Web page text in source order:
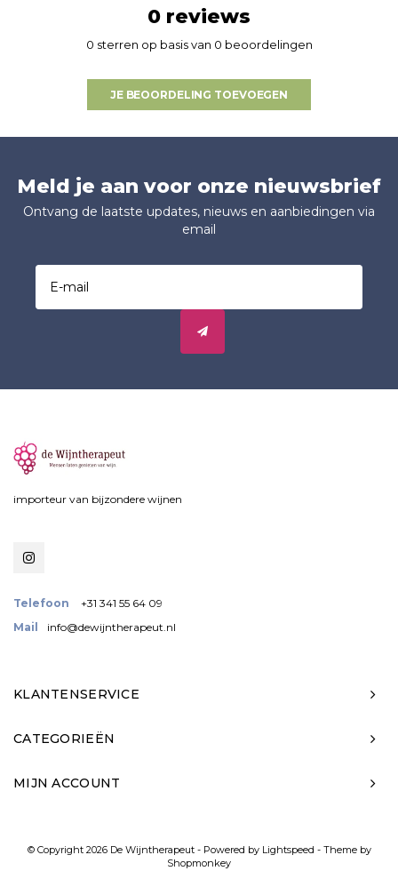
0 reviews
0 sterren op basis van 0 beoordelingen
JE BEOORDELING TOEVOEGEN
Meld je aan voor onze nieuwsbrief
Ontvang de laatste updates, nieuws en aanbiedingen via
email
importeur van bijzondere wijnen
Telefoon
+31 341 55 64 09
Mail
info@dewijntherapeut.nl
KLANTENSERVICE
CATEGORIEËN
MIJN ACCOUNT
© Copyright 2026 De Wijntherapeut - Powered by Lightspeed - Theme by
Shopmonkey